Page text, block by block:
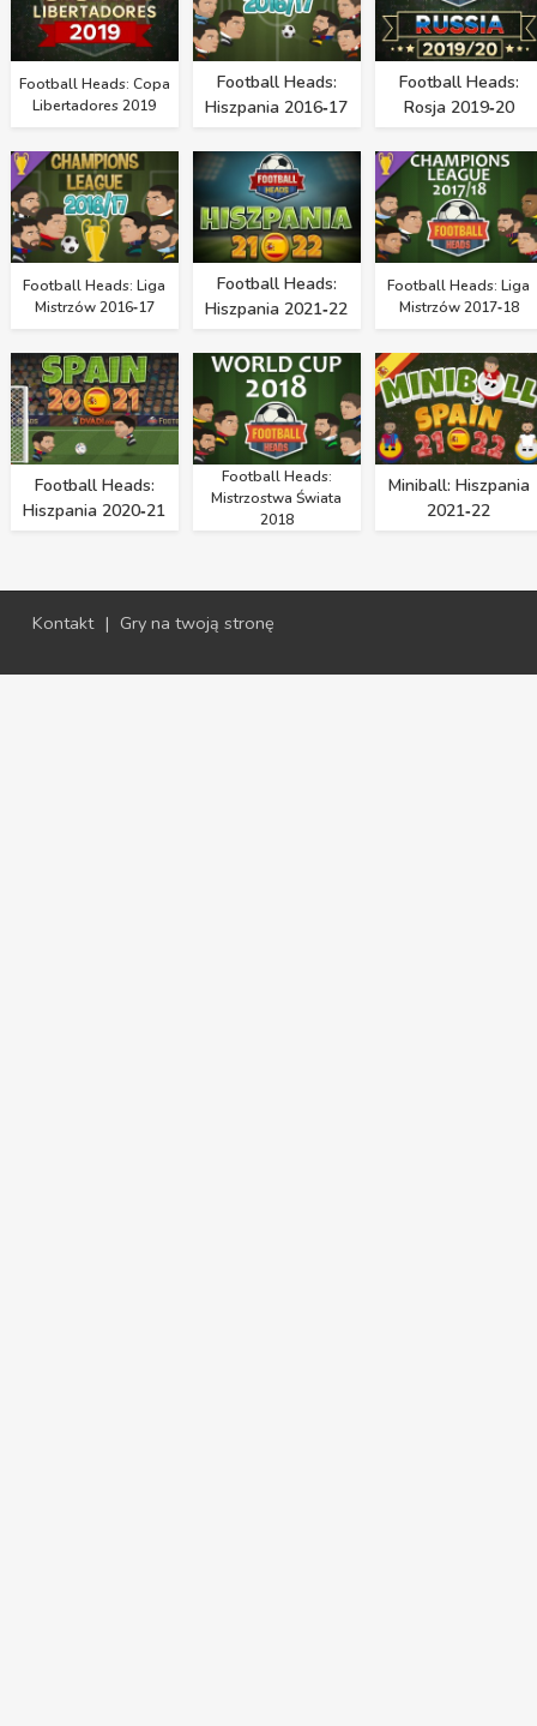
Football Heads: Copa
Libertadores 2019
Football Heads:
Hiszpania 2016‑17
Football Heads:
Rosja 2019‑20
Football Heads: Liga
Mistrzów 2016‑17
Football Heads:
Hiszpania 2021‑22
Football Heads: Liga
Mistrzów 2017‑18
Football Heads:
Hiszpania 2020‑21
Football Heads:
Mistrzostwa Świata
2018
Miniball: Hiszpania
2021‑22
Kontakt | Gry na twoją stronę